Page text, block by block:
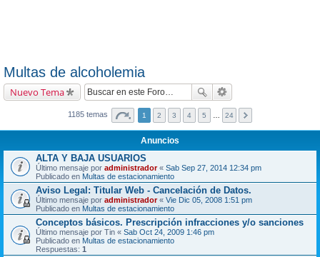
Multas de alcoholemia
Nuevo Tema
1185 temas 1 2 3 4 5 24
Anuncios
ALTA Y BAJA USUARIOS
Último mensaje por administrador« Sab Sep 27, 2014 12:34 pm
Publicado en Multas de estacionamiento
Aviso Legal: Titular Web - Cancelación de Datos.
Último mensaje por administrador« Vie Dic 05, 2008 1:51 pm
Publicado en Multas de estacionamiento
Conceptos básicos. Prescripción infracciones y/o sanciones
Último mensaje por Tin « Sab Oct 24, 2009 1:46 pm
Publicado en Multas de estacionamiento
Respuestas: 1